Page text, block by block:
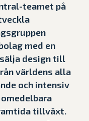
teamet på
med en
design till
världens alla
och intensiv
tillväxt.